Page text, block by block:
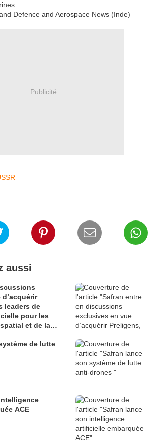
Defence and Aerospace News (Inde)
Publicité
aussi
leaders de
pour les
et de la
de lutte
ACE